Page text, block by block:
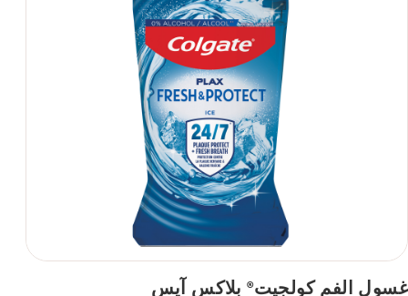
غسول الفم كولجيت®بلاكس آيس